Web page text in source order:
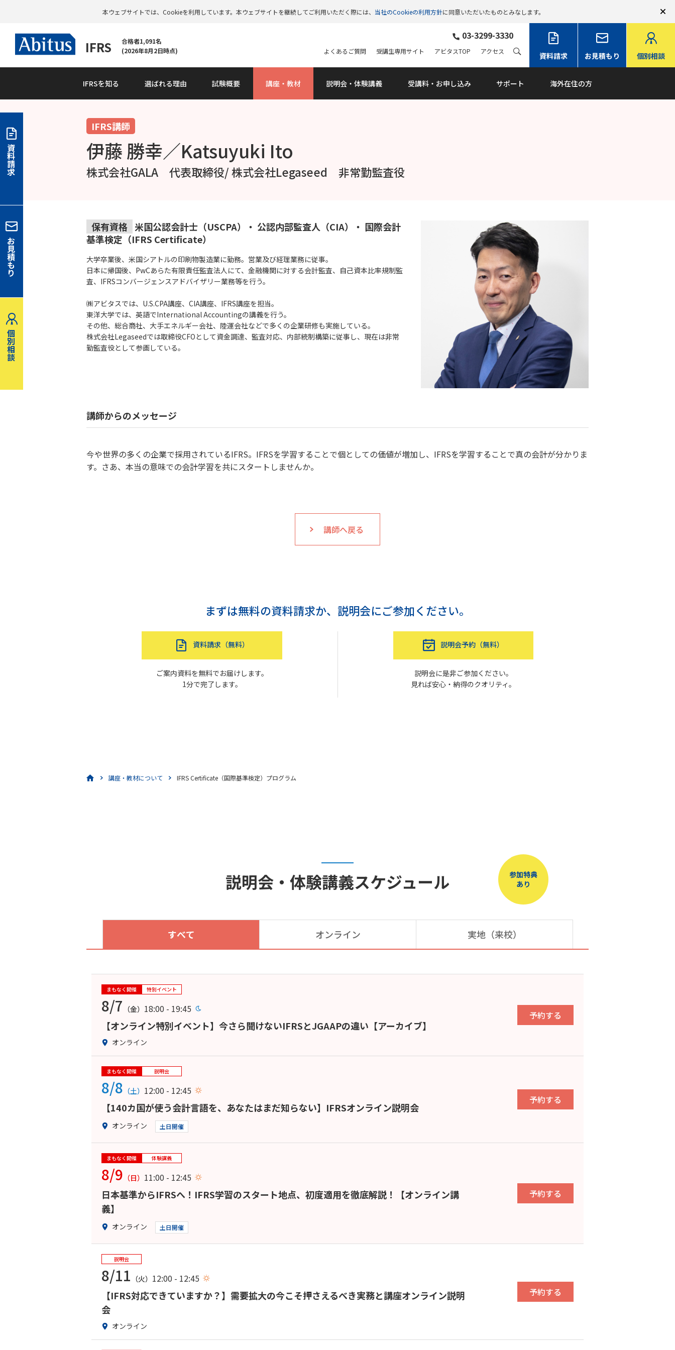
本ウェブサイトでは、Cookieを利用しています。本ウェブサイトを継続してご利用いただく際には、 当社のCookieの利用方針に同意いただいたものとみなします。
IFRS
合格者1,091名
(2026年8月2日時点)
資料請求 お見積もり 個別相談
03-3299-3330
IFRSを知る 選ばれる理由 試験概要 講座・教材 説明会 ・体験講義 受講料・お申し込み サポート 海外在住の方
よくあるご質問 受講生専用サイト アビタスTOP アクセス
IFRS講師
伊藤 勝幸／Katsuyuki Ito
株式会社GALA 代表取締役/ 株式会社Legaseed 非常勤監査役
保有資格 米国公認会計士（USCPA）・ 公認内部監査人（CIA）・ 国際会計
基準検定（IFRS Certificate）
大学卒業後、米国シアトルの印刷物製造業に勤務。営業及び経理業務に従事。
日本に帰国後、PwCあらた有限責任監査法人にて、金融機関に対する会計監査、自己資本比率規制監
査、IFRSコンバージェンスアドバイザリー業務等を行う。
㈱アビタスでは、U.S.CPA講座、CIA講座、IFRS講座を担当。
東洋大学では、英語でInternational Accountingの講義を行う。
その他、総合商社、大手エネルギー会社、陸運会社などで多くの企業研修も実施している。
株式会社Legaseedでは取締役CFOとして資金調達、監査対応、内部統制構築に従事し、現在は非常
勤監査役として参画している。
講師からのメッセージ
今や世界の多くの企業で採用されているIFRS。IFRSを学習することで個としての価値が増加し、IFRSを学習することで真の会計が分かりま
す。さあ、本当の意味での会計学習を共にスタートしませんか。
講師へ戻る
まずは無料の資料請求か、 説明会にご参加ください。
資料請求（無料）
ご案内資料を無料でお届けします。
1分で完了します。
説明会予約（無料）
説明会に是非ご参加ください。
見れば安心・納得のクオリティ。
講座・教材について IFRS Certificate（国際基準検定）プログラム
参加特典
あり
説明会・体験講義スケジュール
すべて オンライン 実地（来校）
まもなく開催 特別イベント
8/7 （金） 18:00 - 19:45
【オンライン特別イベント】今さら聞けないIFRSとJGAAPの違い【アーカイブ】
オンライン
予約する
まもなく開催 説明会
8/8 （土） 12:00 - 12:45
【140カ国が使う会計言語を、あなたはまだ知らない】IFRSオンライン説明会
オンライン 土日開催
予約する
まもなく開催 体験講義
8/9 （日） 11:00 - 12:45
日本基準からIFRSへ！IFRS学習のスタート地点、初度適用を徹底解説！【オンライン講
義】
オンライン 土日開催
予約する
説明会
8/11 （火） 12:00 - 12:45
【IFRS対応できていますか？】需要拡大の今こそ押さえるべき実務と講座オンライン説明
会
オンライン
予約する
資
料
請
求
お
見
積
も
り
個
別
相
談